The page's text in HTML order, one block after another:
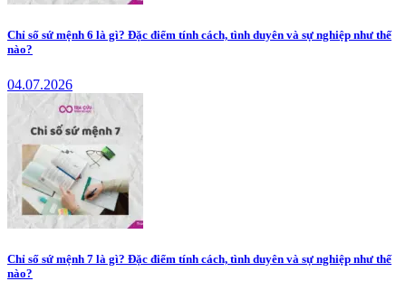
Chỉ số sứ mệnh 6 là gì? Đặc điểm tính cách, tình duyên và sự nghiệp như thế
nào?
04.07.2026
Chỉ số sứ mệnh 7 là gì? Đặc điểm tính cách, tình duyên và sự nghiệp như thế
nào?